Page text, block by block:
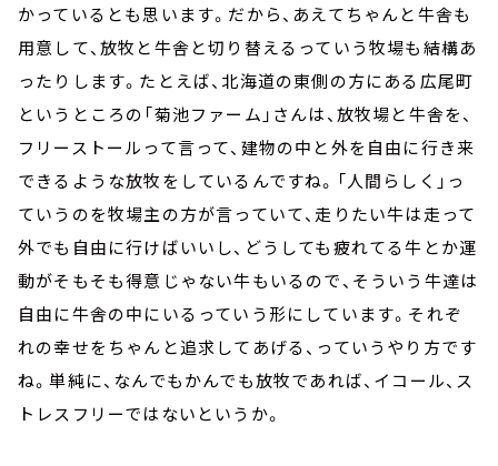
かっているとも思います。だから、あえてちゃんと牛舎も
用意して、放牧と牛舎と切り替えるっていう牧場も結構あ
ったりします。たとえば、北海道の東側の方にある広尾町
というところの「菊池ファーム」さんは、放牧場と牛舎を、
フリーストールって言って、建物の中と外を自由に行き来
できるような放牧をしているんですね。「人間らしく」っ
ていうのを牧場主の方が言っていて、走りたい牛は走って
外でも自由に行けばいいし、どうしても疲れてる牛とか運
動がそもそも得意じゃない牛もいるので、そういう牛達は
自由に牛舎の中にいるっていう形にしています。それぞ
れの幸せをちゃんと追求してあげる、っていうやり方です
ね。単純に、なんでもかんでも放牧であれば、イコール、ス
トレスフリーではないというか。